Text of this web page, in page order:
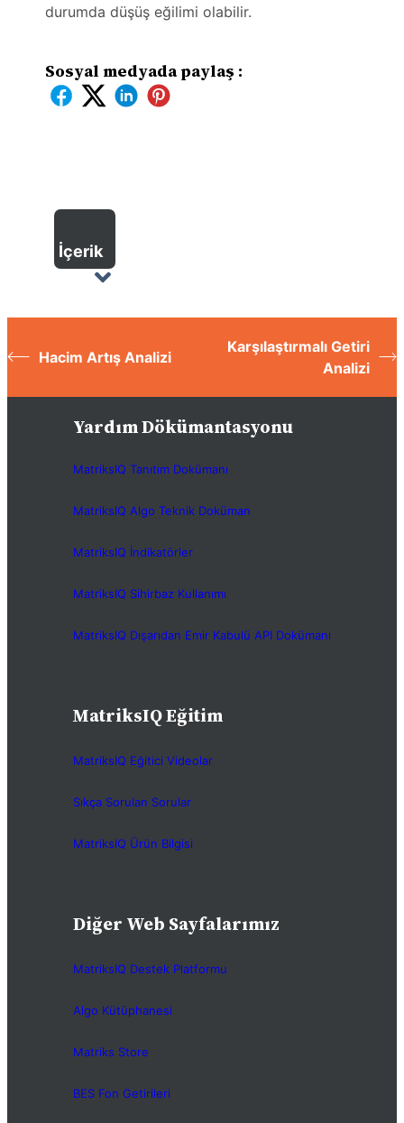
durumda düşüş eğilimi olabilir.
Sosyal medyada paylaş :
İçerik
Hacim Artış Analizi
Karşılaştırmalı Getiri
Analizi
Yardım Dökümantasyonu
MatriksIQ Tanıtım Dokümanı
MatriksIQ Algo Teknik Doküman
MatriksIQ İndikatörler
MatriksIQ Sihirbaz Kullanımı
MatriksIQ Dışarıdan Emir Kabulü API Dokümanı
MatriksIQ Eğitim
MatriksIQ Eğitici Videolar
Sıkça Sorulan Sorular
MatriksIQ Ürün Bilgisi
Diğer Web Sayfalarımız
MatriksIQ Destek Platformu
Algo Kütüphanesi
Matriks Store
BES Fon Getirileri